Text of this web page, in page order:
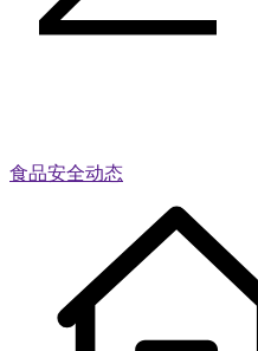
食品安全动态